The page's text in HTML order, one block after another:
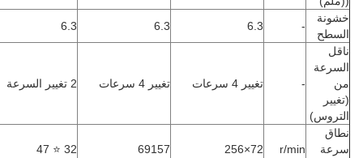
-
تغيير 4 سرعات تغيير 4 سرعات
r/min
69157